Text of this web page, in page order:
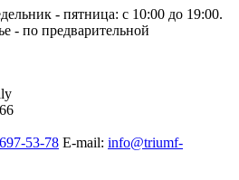
- пятница: с 10:00 до 19:00.
- по предварительной
53-78 E-mail: info@triumf-